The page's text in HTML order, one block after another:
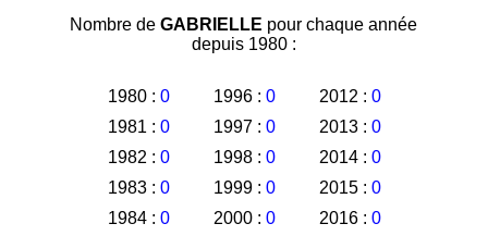
Nombre deGABRIELLE pour chaque année
depuis 1980 :
1980 : 0
1981 : 0
1982 : 0
1983 : 0
1984 : 0
1996 : 0
1997 : 0
1998 : 0
1999 : 0
2000 : 0
2012 : 0
2013 : 0
2014 : 0
2015 : 0
2016 : 0